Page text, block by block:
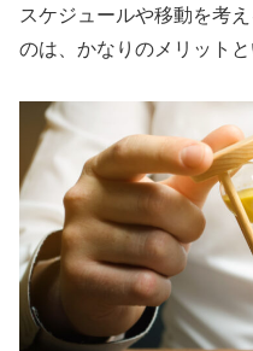
スケジュールや移動を考
のは、かなりのメリットと